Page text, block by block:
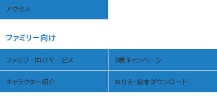
アクセス
ファミリー向け
ファミリー向けサービス 3歳キャンペーン
キャラクター紹介 ぬりえ・絵本ダウンロード